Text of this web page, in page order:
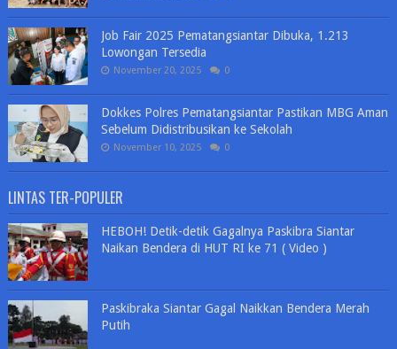
Job Fair 2025 Pematangsiantar Dibuka, 1.213
Lowongan Tersedia
November 20, 2025 0
Dokkes Polres Pematangsiantar Pastikan MBG Aman
Sebelum Didistribusikan ke Sekolah
November 10, 2025 0
LINTAS TER-POPULER
HEBOH! Detik-detik Gagalnya Paskibra Siantar
Naikan Bendera di HUT RI ke 71 ( Video )
Paskibraka Siantar Gagal Naikkan Bendera Merah
Putih